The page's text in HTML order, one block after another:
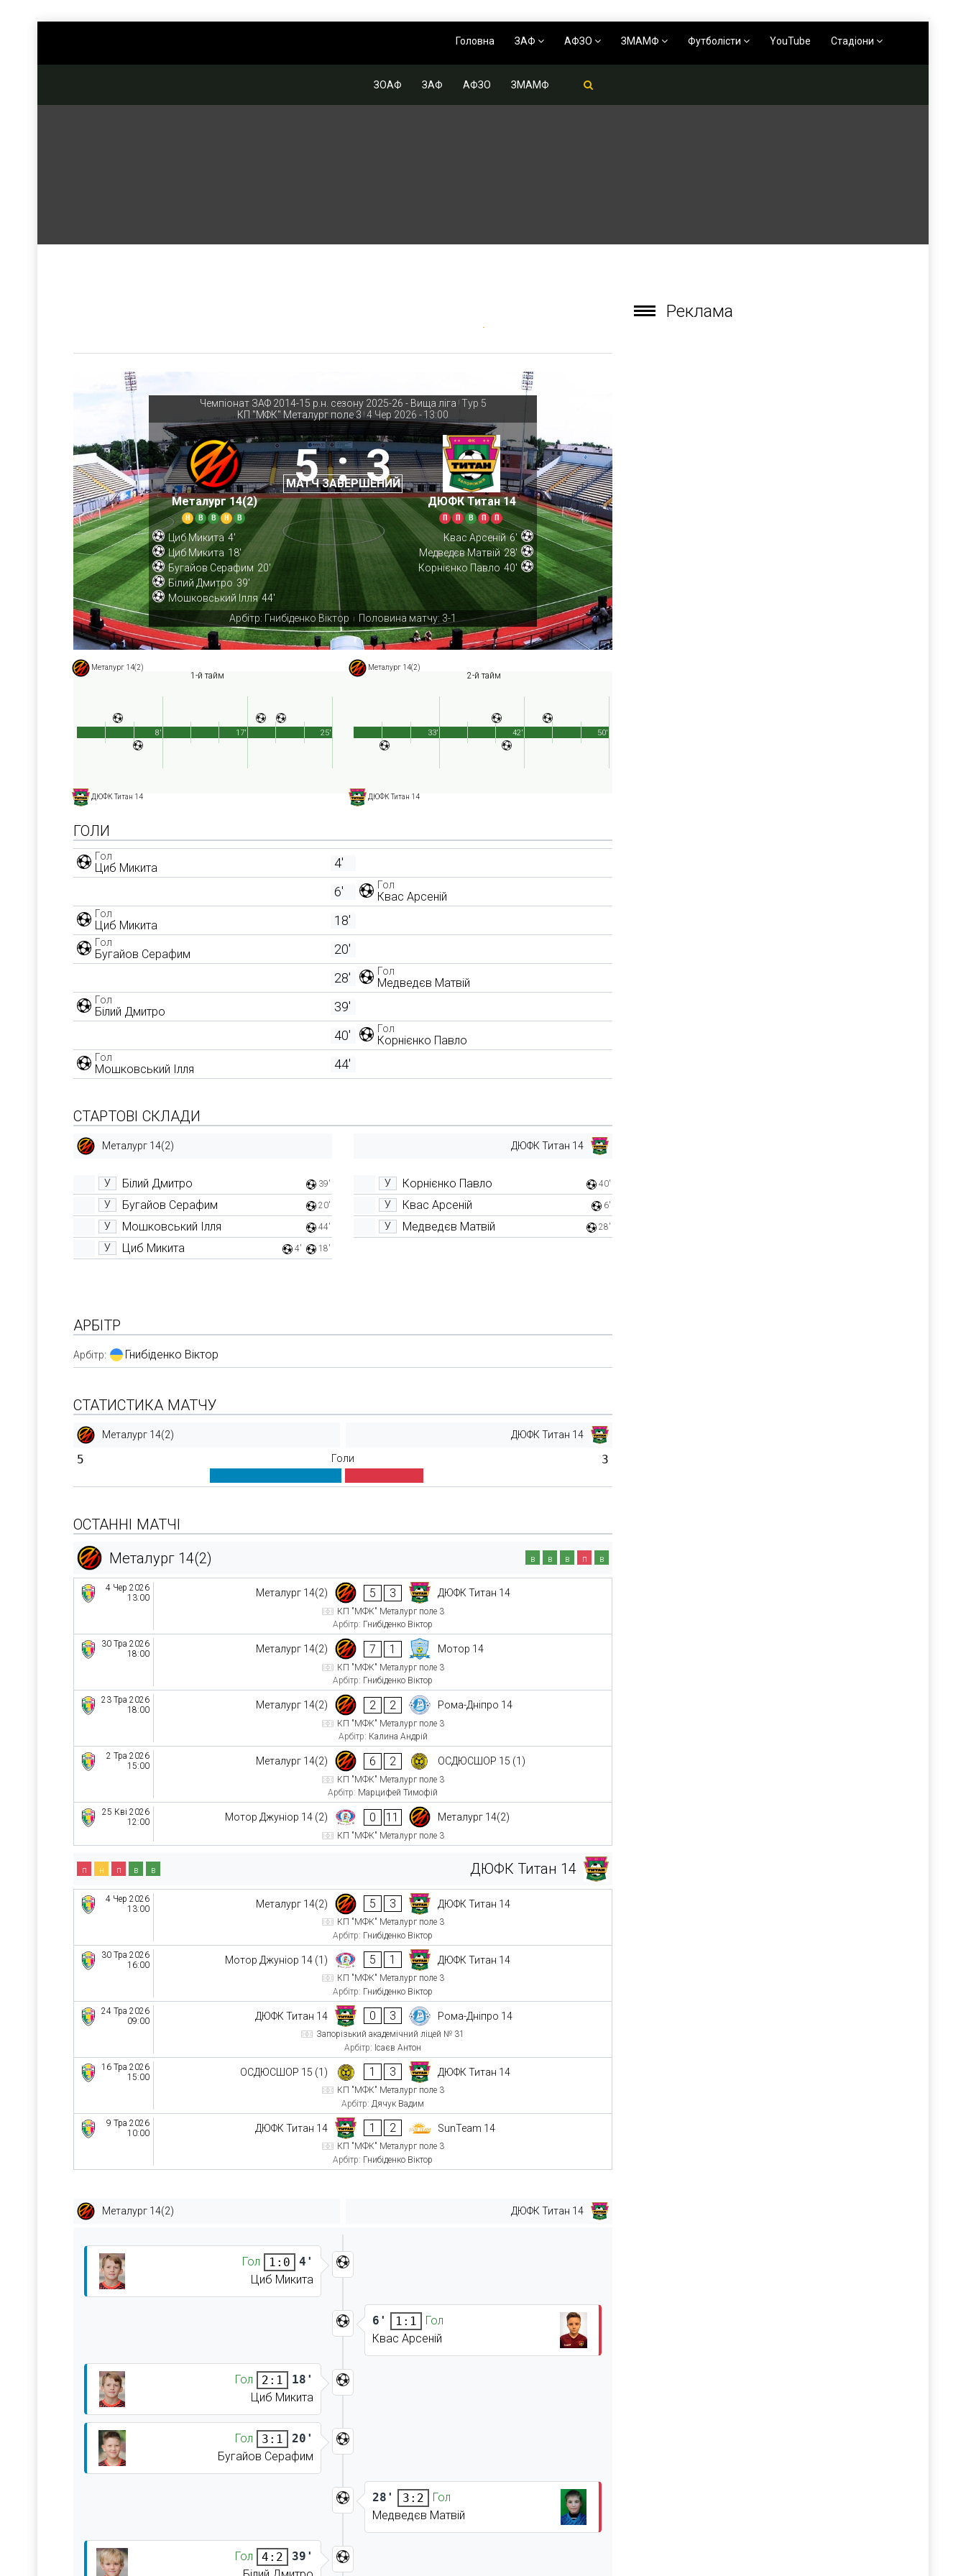
Головна ЗАФ АФЗО ЗМАМФ Футболісти YouTube Стадіони
ЗОАФ ЗАФ АФЗО ЗМАМФ
Чемпіонат ЗАФ 2014-15 р.н. сезону 2025-26 - Вища ліга | Тур 5
КП "МФК" Металург поле 3 | 4 Чер 2026 -13:00
Металург 14(2)
Н В В Н В
5 : 3
МАТЧ ЗАВЕРШЕНИЙ
ДЮФК Титан 14
П П В П П
Циб Микита 4'
Циб Микита 18'
Бугайов Серафим 20'
Білий Дмитро 39'
Мошковський Ілля 44'
Квас Арсеній 6'
Медведєв Матвій 28'
Корнієнко Павло 40'
Арбітр: Гнибіденко Віктор | Половина матчу: 3-1
Металург 14(2)
1-й тайм
ДЮФК Титан 14
25'
8' 17'
Металург 14(2)
2-й тайм
ДЮФК Титан 14
50'
33' 42'
ГОЛИ
Гол
Циб Микита
4'
6'
Гол
Квас Арсеній
Гол
Циб Микита 18'
Гол
Бугайов Серафим
20'
28'
Гол
Медведєв Матвій
Гол
Білий Дмитро
39'
40'
Гол
Корнієнко Павло
Гол
Мошковський Ілля 44'
СТАРТОВІ СКЛАДИ
Металург 14(2)
У Білий Дмитро 39'
У Бугайов Серафим 20'
У Мошковський Ілля 44'
У Циб Микита 4' 18'
ДЮФК Титан 14
У Корнієнко Павло 40'
У Квас Арсеній 6'
У Медведєв Матвій 28'
АРБІТР
Арбітр: Гнибіденко Віктор
СТАТИСТИКА МАТЧУ
Металург 14(2) ДЮФК Титан 14
5 Голи 3
ОСТАННІ МАТЧІ
Металург 14(2)
в в в п в
4 Чер 2026
13:00
Металург 14(2) 5 3 ДЮФК Титан 14
КП "МФК" Металург поле 3
Арбітр: Гнибіденко Віктор
30 Тра 2026
18:00
Металург 14(2) 7 1 Мотор 14
КП "МФК" Металург поле 3
Арбітр: Гнибіденко Віктор
23 Тра 2026
18:00
Металург 14(2) 2 2 Рома-Дніпро 14
КП "МФК" Металург поле 3
Арбітр: Калина Андрій
2 Тра 2026
15:00
Металург 14(2) 6 2 ОСДЮСШОР 15 (1)
КП "МФК" Металург поле 3
Арбітр: Марцифей Тимофій
25 Кві 2026
12:00
Мотор Джуніор 14 (2) 0 11 Металург 14(2)
КП "МФК" Металург поле 3
ДЮФК Титан 14
п н п в в
4 Чер 2026
13:00
Металург 14(2) 5 3 ДЮФК Титан 14
КП "МФК" Металург поле 3
Арбітр: Гнибіденко Віктор
30 Тра 2026
16:00
Мотор Джуніор 14 (1) 5 1 ДЮФК Титан 14
КП "МФК" Металург поле 3
Арбітр: Гнибіденко Віктор
24 Тра 2026
09:00
ДЮФК Титан 14 0 3 Рома-Дніпро 14
Запорізький академічний ліцей № 31
Арбітр: Ісаєв Антон
16 Тра 2026
15:00
ОСДЮСШОР 15 (1) 1 3 ДЮФК Титан 14
КП "МФК" Металург поле 3
Арбітр: Дячук Вадим
9 Тра 2026
10:00
ДЮФК Титан 14 1 2 SunTeam 14
КП "МФК" Металург поле 3
Арбітр: Гнибіденко Віктор
Металург 14(2) ДЮФК Титан 14
Гол 1:0
4'
Циб Микита
6' 1:1
Гол
Квас Арсеній
Гол 2:1
18'
Циб Микита
Гол 3:1
20'
Бугайов Серафим
28' 3:2
Гол
Медведєв Матвій
Гол 4:2
39'
Реклама